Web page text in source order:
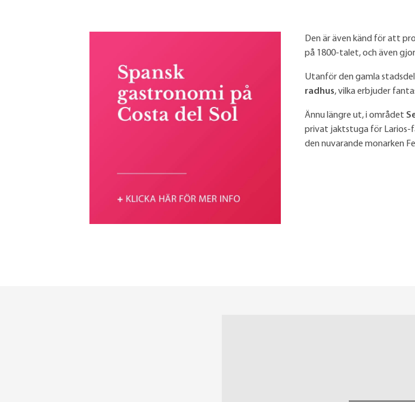
Den är även känd för att
på 1800-talet, och även
Utanför den gamla
radhus, vilka erbjuder
Ännu längre ut, i området
privat jaktstuga för Larios-
den nuvarande monarken